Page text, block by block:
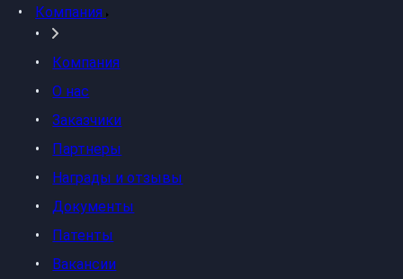
Компания
Компания
О нас
Заказчики
Партнеры
Награды и отзывы
Документы
Патенты
Вакансии